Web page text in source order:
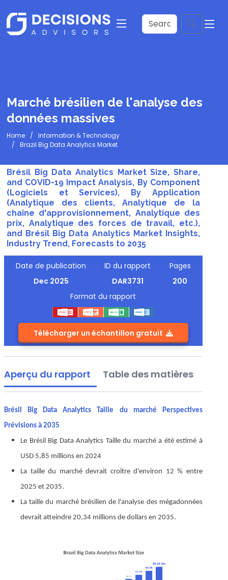
Marché brésilien de l'analyse des
données massives
Home
Information & Technology
Brazil Big Data Analytics Market
Brésil Big Data Analytics Market Size, Share,
and COVID-19 Impact Analysis, By Component
(Logiciels et Services), By Application
(Analytique des clients, Analytique de la
chaîne d'approvisionnement, Analytique des
prix, Analytique des forces de travail, etc.),
and Brésil Big Data Analytics Market Insights,
Industry Trend, Forecasts to 2035
Date de publication
Dec 2025
ID du rapport
DAR3731
Pages
200
Format du rapport
Télécharger un échantillon gratuit
Aperçu du rapport Table des matières
Brésil Big Data Analytics Taille du marché Perspectives
Prévisions à 2035
Le Brésil Big Data Analytics Taille du marché a été estimé à
USD 5,85 millions en 2024
La taille du marché devrait croître d'environ 12 % entre
2025 et 2035.
La taille du marché brésilien de l'analyse des mégadonnées
devrait atteindre 20,34 millions de dollars en 2035.